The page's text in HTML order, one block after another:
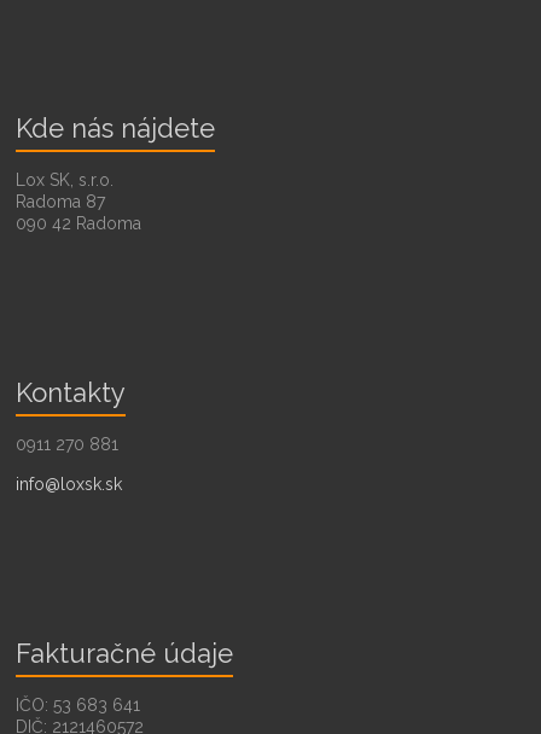
Kde nás nájdete
Lox SK, s.r.o.
Radoma 87
090 42 Radoma
Kontakty
0911 270 881
info@loxsk.sk
Fakturačné údaje
IČO: 53 683 641
DIČ: 2121460572